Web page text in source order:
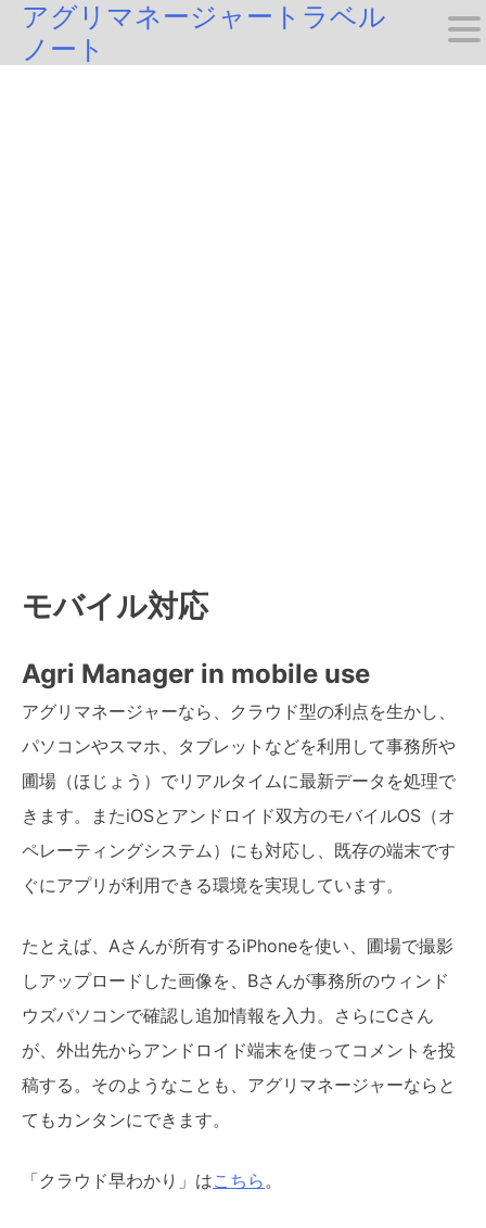
Skipアグリマネージャートラベル
ノート
モバイル対応
Agri Manager in mobile use
アグリマネージャーなら、クラウド型の利点を生かし、
パソコンやスマホ、タブレットなどを利用して事務所や
圃場（ほじょう）でリアルタイムに最新データを処理で
きます。またiOSとアンドロイド双方のモバイルOS（オ
ペレーティングシステム）にも対応し、既存の端末です
ぐにアプリが利用できる環境を実現しています。
たとえば、Aさんが所有するiPhoneを使い、圃場で撮影
しアップロードした画像を、Bさんが事務所のウィンド
ウズパソコンで確認し追加情報を入力。さらにCさん
が、外出先からアンドロイド端末を使ってコメントを投
稿する。そのようなことも、アグリマネージャーならと
てもカンタンにできます。
「クラウド早わかり」はこちら 。